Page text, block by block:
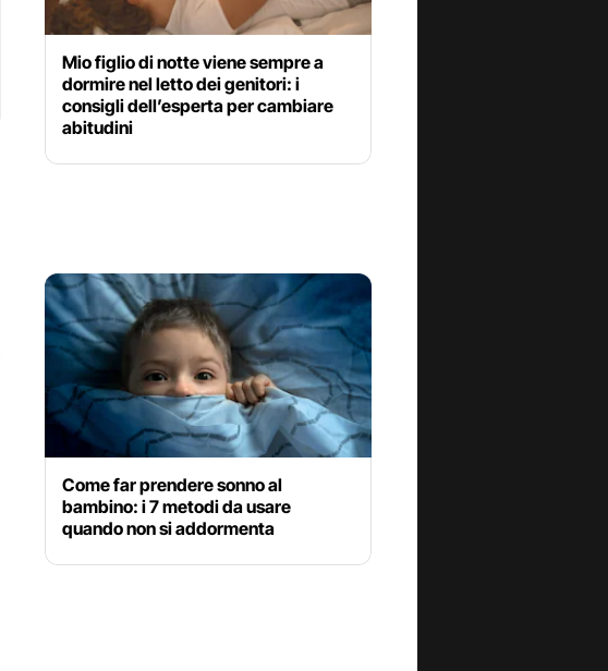
Mio figlio di notte viene sempre a
dormire nel letto dei genitori: i
consigli dell’esperta per cambiare
abitudini
Come far prendere sonno al
bambino: i 7 metodi da usare
quando non si addormenta